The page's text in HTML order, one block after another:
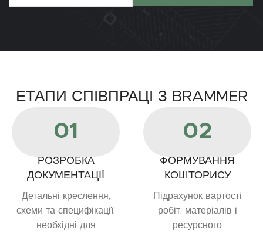
ЕТАПИ СПІВПРАЦІ З BRAMMER
01
РОЗРОБКА
ДОКУМЕНТАЦІЇ
Детальні креслення,
схеми та специфікації,
необхідні для
02
ФОРМУВАННЯ
КОШТОРИСУ
Підрахунок вартості
робіт, матеріалів і
ресурсного